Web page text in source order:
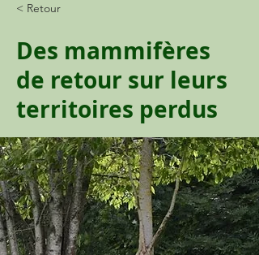
< Retour
Des mammifères
de retour sur leurs
territoires perdus